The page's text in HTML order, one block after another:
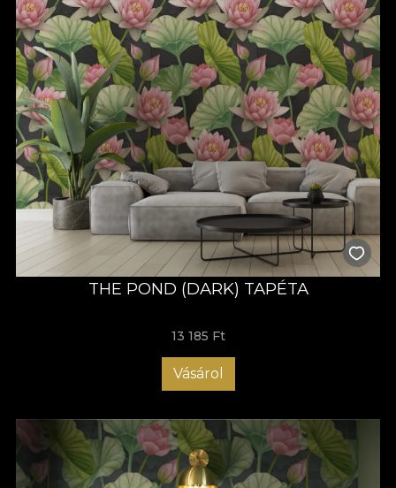
THE POND (DARK) TAPÉTA
13 185 Ft
Vásárol